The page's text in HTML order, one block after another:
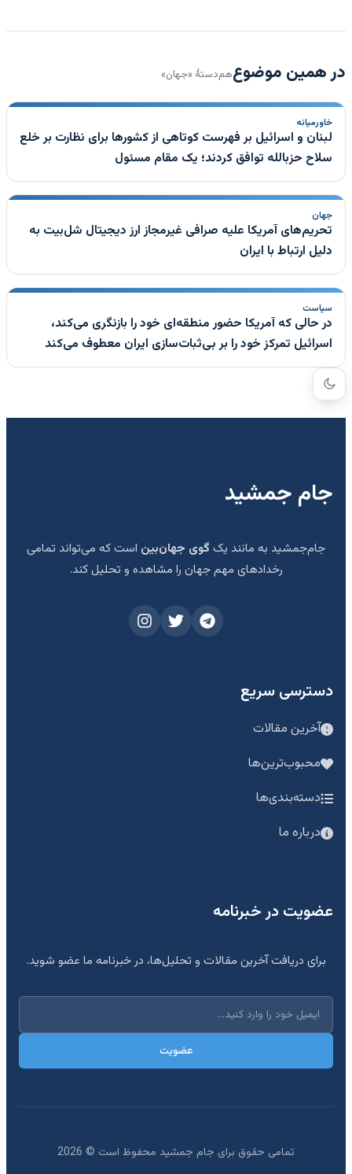
در همین موضوعهم‌دستهٔ «جهان»
خاورمیانه
لبنان و اسرائیل بر فهرست کوتاهی از کشورها برای نظارت بر خلع
سلاح حزبالله توافق کردند؛ یک مقام مسئول
جهان
تحریم‌های آمریکا علیه صرافی غیرمجاز ارز دیجیتال شل‌بیت به
دلیل ارتباط با ایران
سیاست
در حالی که آمریکا حضور منطقه‌ای خود را بازنگری می‌کند،
اسرائیل تمرکز خود را بر بی‌ثبات‌سازی ایران معطوف می‌کند
جام جمشید
جام‌جمشید به مانند یک گوی جهان‌بین است که می‌تواند تمامی
رخدادهای مهم جهان را مشاهده و تحلیل کند.
دسترسی سریع
آخرین مقالات
محبوب‌ترین‌ها
دسته‌بندی‌ها
درباره ما
عضویت در خبرنامه
برای دریافت آخرین مقالات و تحلیل‌ها، در خبرنامه ما عضو شوید.
عضویت
تمامی حقوق برای جام جمشید محفوظ است © 2026